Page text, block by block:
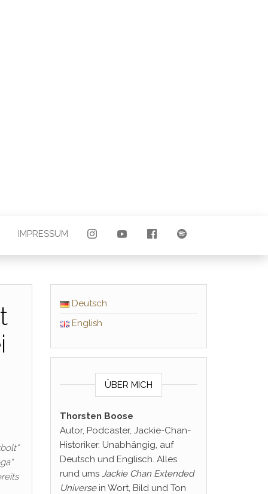
IMPRESSUM
Deutsch
English
ÜBER MICH
Thorsten Boose
Autor, Podcaster, Jackie-Chan-
Historiker. Unabhängig, auf
Deutsch und Englisch. Alles
rund ums Jackie Chan Extended
Universein Wort, Bild und Ton